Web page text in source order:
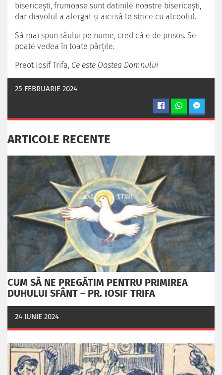
bisericeşti, frumoase sunt datinile noastre bisericeşti,
dar diavolul a alergat şi aici să le strice cu alcoolul.
Să mai spun răului pe nume, cred că e de prisos. Se
poate vedea în toate părţile.
Preot Iosif Trifa, Ce este Oastea Domnului
25 FEBRUARIE 2024
ARTICOLE RECENTE
CUM SĂ NE PREGĂTIM PENTRU PRIMIREA
DUHULUI SFÂNT – PR. IOSIF TRIFA
24 IUNIE 2024